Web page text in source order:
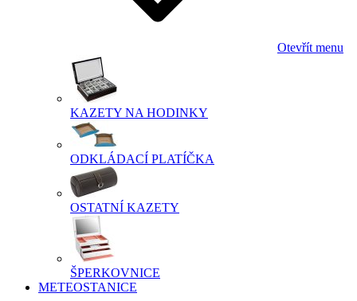
Otevřít menu
KAZETY NA HODINKY
ODKLÁDACÍ PLATÍČKA
OSTATNÍ KAZETY
ŠPERKOVNICE
METEOSTANICE